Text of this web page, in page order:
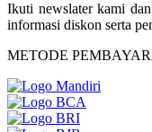
Ikuti newslater kami
informasi diskon serta
METODE